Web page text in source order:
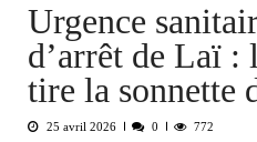
Urgence
d’arrêt de Laï :
tire la sonnette
25 avril 2026 0 772